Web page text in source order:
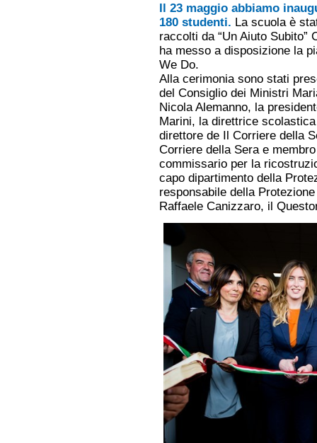
Il 23 maggio abbiamo
180 studenti. La scuola è
raccolti da “Un Aiuto Subito”
ha messo a disposizione la
We Do.
Alla cerimonia sono stati
del Consiglio dei Ministri
Nicola Alemanno, la
Marini, la direttrice
direttore de Il Corriere della
Corriere della Sera e
commissario per la
capo dipartimento della
responsabile della
Raffaele Canizzaro, il